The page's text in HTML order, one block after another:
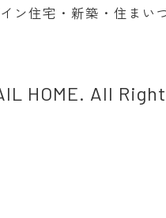
ン住宅・新築・住まい
HOME. All